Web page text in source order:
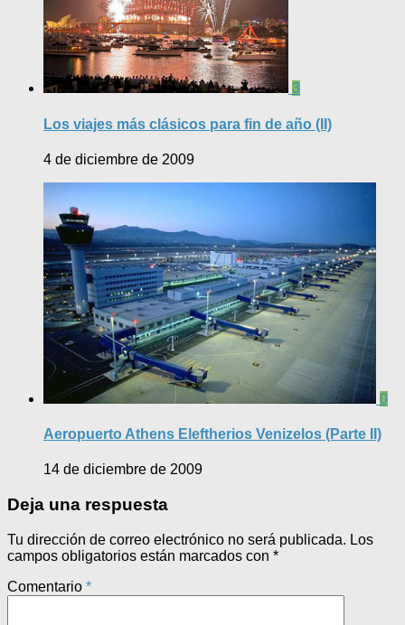
3
Los viajes más clásicos para fin de año (II)
4 de diciembre de 2009
0
Aeropuerto Athens Eleftherios Venizelos (Parte II)
14 de diciembre de 2009
Deja una respuesta
Tu dirección de correo electrónico no será publicada. Los
campos obligatorios están marcados con *
Comentario *